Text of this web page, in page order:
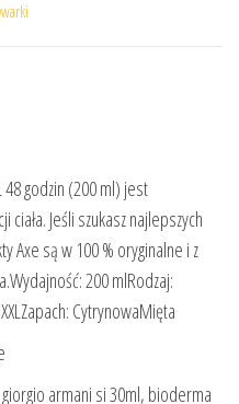
48 godzin (200 ml) jest
Jeśli szukasz najlepszych
Axe są w 100 % oryginalne i z
200 mlRodzaj:
CytrynowaMięta
armani si 30ml, bioderma